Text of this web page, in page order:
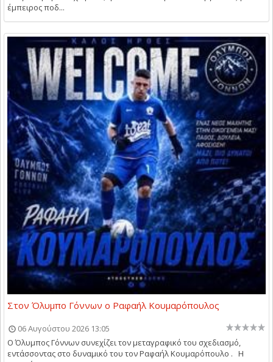
έμπειρος ποδ...
Στον Όλυμπο Γόννων ο Ραφαήλ Κουμαρόπουλος
06 Αυγούστου 2026 13:05
Ο Όλυμπος Γόννων συνεχίζει τον μεταγραφικό του σχεδιασμό,
εντάσσοντας στο δυναμικό του τον Ραφαήλ Κουμαρόπουλο . Η